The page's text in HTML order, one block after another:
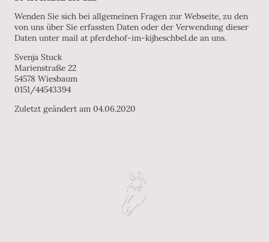
Wenden Sie sich bei allgemeinen Fragen zur Webseite, zu den
von uns über Sie erfassten Daten oder der Verwendung dieser
Daten unter mail at pferdehof-im-kijheschbel.de an uns.
Svenja Stuck
Marienstraße 22
54578 Wiesbaum
0151/44543394
Zuletzt geändert am 04.06.2020